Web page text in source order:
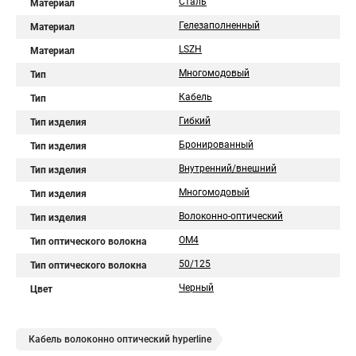
Материал
Материал Гелезаполненный
Материал LSZH
Тип Многомодовый
Тип Кабель
Тип изделия Гибкий
Тип изделия Бронированный
Тип изделия Внутренний/внешний
Тип изделия Многомодовый
Тип изделия Волоконно-оптический
Тип оптического волокна OM4
Тип оптического волокна 50/125
Цвет Черный
Кабель волоконно оптический hyperline